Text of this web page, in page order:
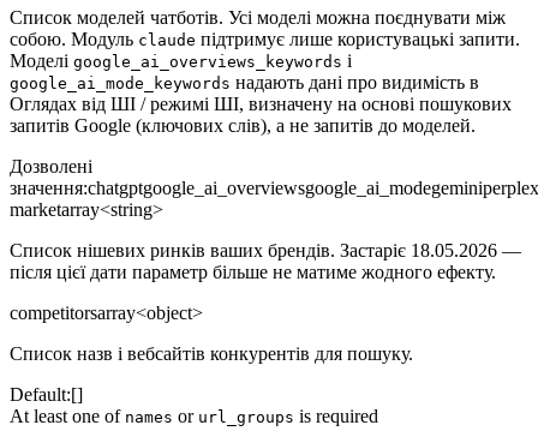
Список моделей чатботів. Усі моделі можна поєднувати між
собою. Модуль claude підтримує лише користувацькі запити.
Моделі google_ai_overviews_keywords і
google_ai_mode_keywords надають дані про видимість в
Оглядах від ШІ / режимі ШІ, визначену на основі пошукових
запитів Google (ключових слів), а не запитів до моделей.
Дозволені
значення:chatgptgoogle_ai_overviewsgoogle_ai_modegemini
marketarray<string>
Список нішевих ринків ваших брендів. Застаріє 18.05.2026 —
після цієї дати параметр більше не матиме жодного ефекту.
competitorsarray<object>
Список назв і вебсайтів конкурентів для пошуку.
Default:[]
At least one of names or url_groups is required